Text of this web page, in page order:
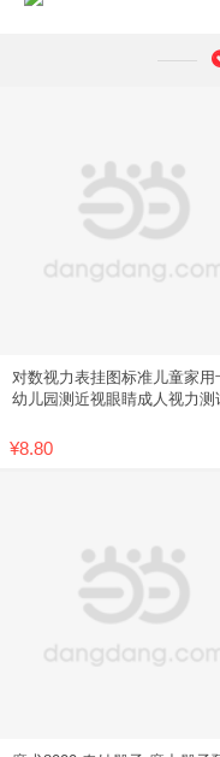
对数视力表挂图标准儿童家用
幼儿园测近视眼睛成人视力测
¥8.80